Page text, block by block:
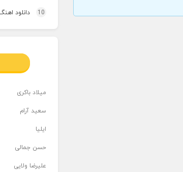
10 دانلود
میلاد باکری
سعید آرام
ایلیا
حسن جمالی
علیرضا ولایی